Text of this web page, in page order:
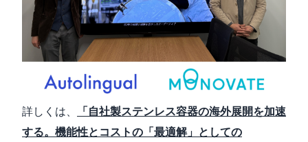
詳しくは、
「自社製ステンレス容器の海外展開を加速
する。機能性とコストの「最適解」としての